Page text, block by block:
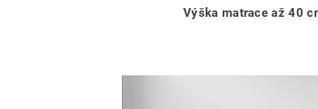
Výška matrace až 40